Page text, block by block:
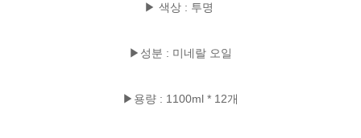
▶ 색상 : 투명
▶성분 : 미네랄 오일
▶용량 : 1100ml * 12개